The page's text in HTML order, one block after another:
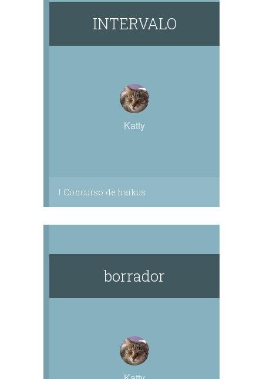
INTERVALO
Katty
I Concurso de haikus
borrador